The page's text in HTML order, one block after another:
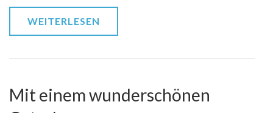
WEITERLESEN
Mit einem wunderschönen